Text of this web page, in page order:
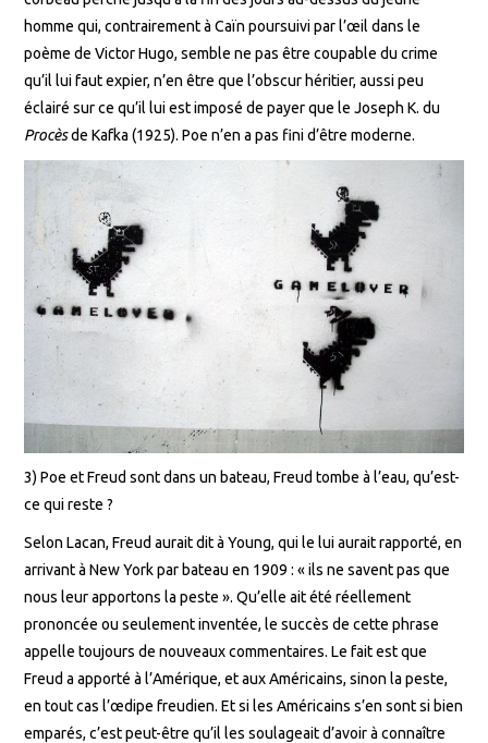
homme qui, contrairement à Caïn poursuivi par l’œil dans le
poème de Victor Hugo, semble ne pas être coupable du crime
qu’il lui faut expier, n’en être que l’obscur héritier, aussi peu
éclairé sur ce qu’il lui est imposé de payer que le Joseph K. du
Procèsde Kafka (1925). Poe n’en a pas fini d’être moderne.
3) Poe et Freud sont dans un bateau, Freud tombe à l’eau, qu’est-
ce qui reste ?
Selon Lacan, Freud aurait dit à Young, qui le lui aurait rapporté, en
arrivant à New York par bateau en 1909 : « ils ne savent pas que
nous leur apportons la peste ». Qu’elle ait été réellement
prononcée ou seulement inventée, le succès de cette phrase
appelle toujours de nouveaux commentaires. Le fait est que
Freud a apporté à l’Amérique, et aux Américains, sinon la peste,
en tout cas l’œdipe freudien. Et si les Américains s’en sont si bien
emparés, c’est peut-être qu’il les soulageait d’avoir à connaître